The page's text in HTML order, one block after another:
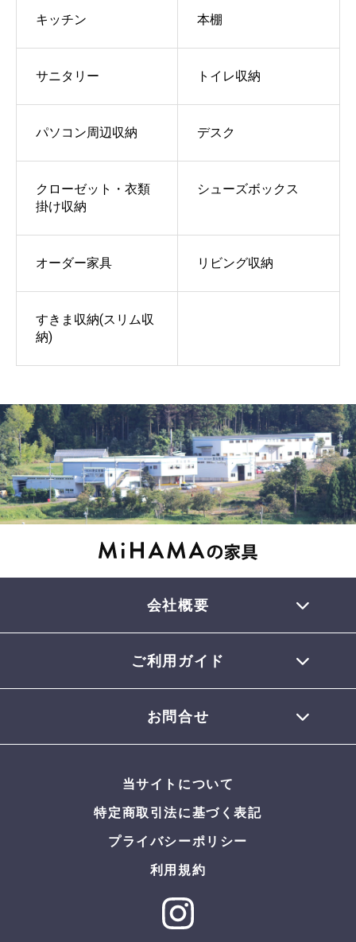
キッチン 本棚
サニタリー トイレ収納
パソコン周辺収納 デスク
クローゼット・衣類
掛け収納
シューズボックス
オーダー家具 リビング収納
すきま収納(スリム収
納)
会社概要
ご利用ガイド
お支払いについて
返品・交換について
よくある質問
お問合せ
当サイトについて
特定商取引法に基づく表記
プライバシーポリシー
利用規約